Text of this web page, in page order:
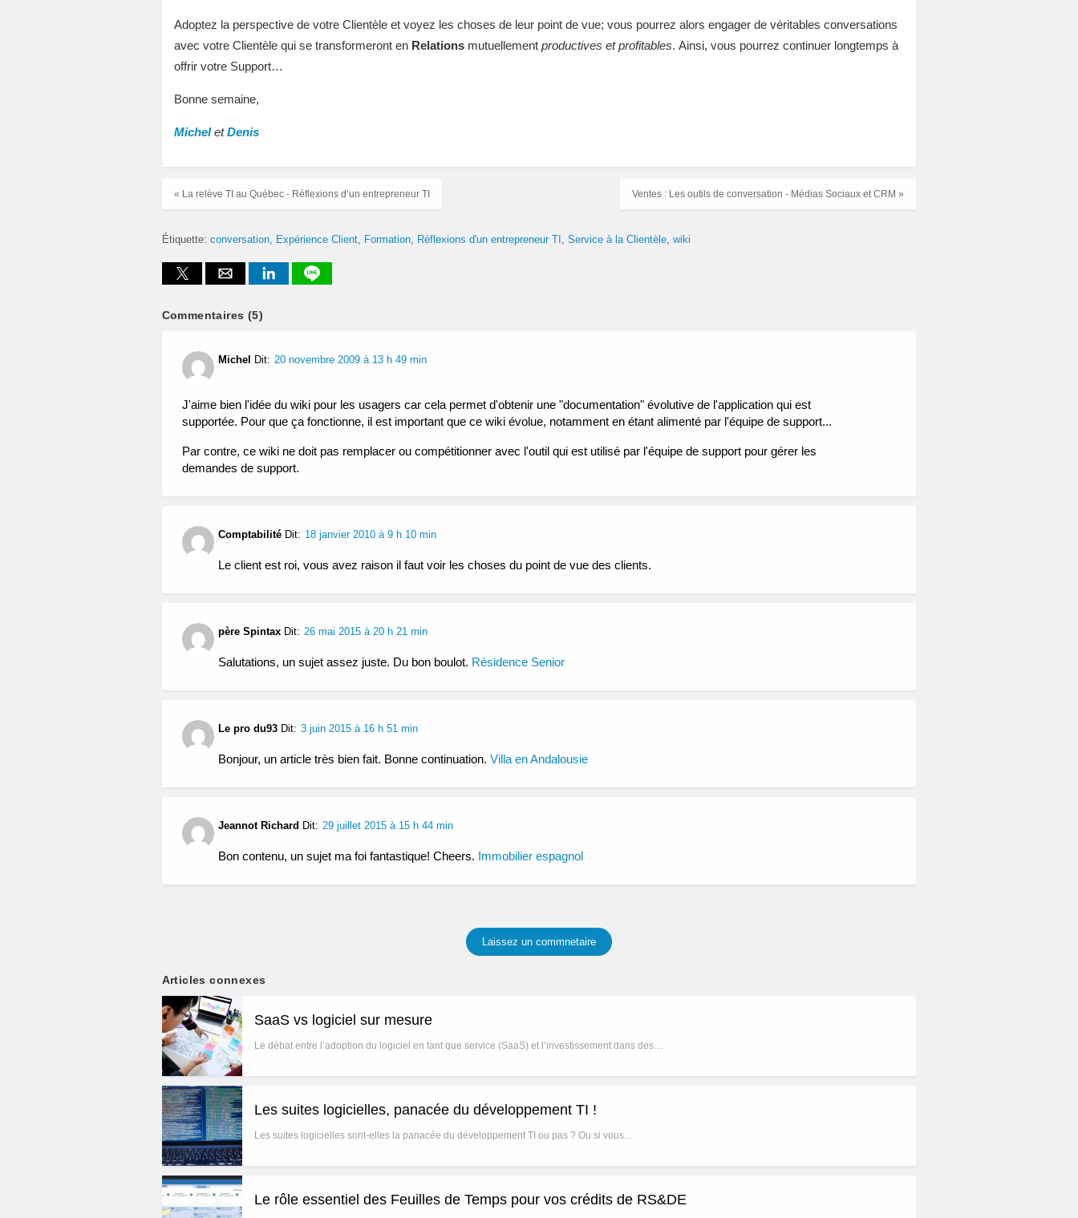
Adoptez la perspective de votre Clientèle et voyez les choses de leur point de vue; vous pourrez alors engager de véritables conversations
avec votre Clientèle qui se transformeront en Relationsmutuellementproductives et profitables. Ainsi, vous pourrez continuer longtemps à
offrir votre Support…
Bonne semaine,
Michel etDenis
Ventes : Les outils de conversation - Médias Sociaux et CRM »
« La relève TI au Québec - Réflexions d’un entrepreneur TI
Étiquette: conversation Expérience Client Formation Réflexions d'un entrepreneur TI Service à la Clientèle wiki
Commentaires (5)
Michel Dit: 20 novembre 2009 à 13 h 49 min
J'aime bien l'idée du wiki pour les usagers car cela permet d'obtenir une "documentation" évolutive de l'application qui est
supportée. Pour que ça fonctionne, il est important que ce wiki évolue, notamment en étant alimenté par l'équipe de support...
Par contre, ce wiki ne doit pas remplacer ou compétitionner avec l'outil qui est utilisé par l'équipe de support pour gérer les
demandes de support.
Comptabilité Dit: 18 janvier 2010 à 9 h 10 min
Le client est roi, vous avez raison il faut voir les choses du point de vue des clients.
père Spintax Dit: 26 mai 2015 à 20 h 21 min
Salutations, un sujet assez juste. Du bon boulot. Résidence Senior
Le pro du93 Dit: 3 juin 2015 à 16 h 51 min
Bonjour, un article très bien fait. Bonne continuation. Villa en Andalousie
Jeannot Richard Dit: 29 juillet 2015 à 15 h 44 min
Bon contenu, un sujet ma foi fantastique! Cheers. Immobilier espagnol
Laissez un commnetaire
Articles connexes
SaaS vs logiciel sur mesure
Le débat entre l’adoption du logiciel en tant que service (SaaS) et l’investissement dans des…
Les suites logicielles, panacée du développement TI !
Les suites logicielles sont-elles la panacée du développement TI ou pas ? Ou si vous…
Le rôle essentiel des Feuilles de Temps pour vos crédits de RS&DE